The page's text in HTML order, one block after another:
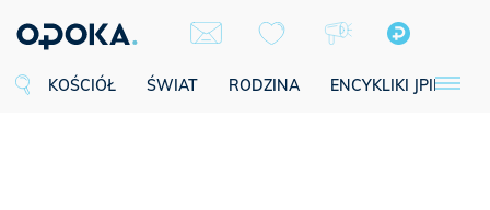
KOŚCIÓŁ ŚWIAT RODZINA ENCYKLIKI JPII